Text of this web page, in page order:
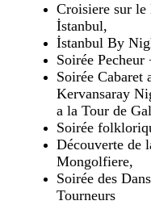
Croisiere sur
İstanbul,
İstanbul By
Soirée
Soirée Cabaret
Kervansaray
a la Tour de
Soirée
Découverte de
Mongolfiere,
Soirée des
Tourneurs